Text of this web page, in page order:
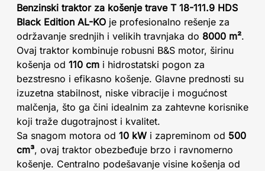
Benzinski traktor za košenje trave T 18-111.9 HDS
Black Edition AL-KO je profesionalno rešenje za
održavanje srednjih i velikih travnjaka do 8000 m².
Ovaj traktor kombinuje robusni B&S motor, širinu
košenja od 110 cm i hidrostatski pogon za
bezstresno i efikasno košenje. Glavne prednosti su
izuzetna stabilnost, niske vibracije i mogućnost
malčenja, što ga čini idealnim za zahtevne korisnike
koji traže dugotrajnost i kvalitet.
Sa snagom motora od 10 kW i zapreminom od 500
cm³, ovaj traktor obezbeđuje brzo i ravnomerno
košenje. Centralno podešavanje visine košenja od